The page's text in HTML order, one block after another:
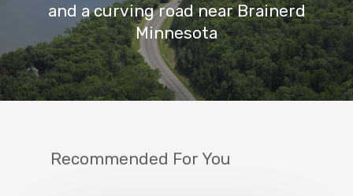
and a curving road near Brainerd
Minnesota
Recommended For You